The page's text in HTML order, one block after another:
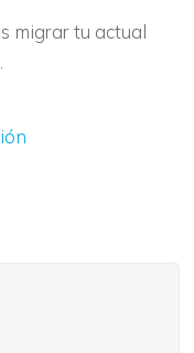
migrar tu actual